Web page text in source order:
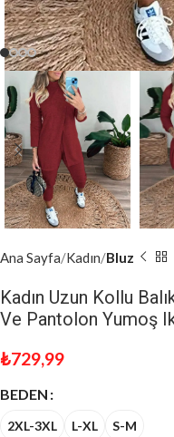
Ana Sayfa Kadın Bluz
Kadın Uzun Kollu
Ve Pantolon Yumoş
₺729,99
BEDEN
2XL-3XL L-XL S-M